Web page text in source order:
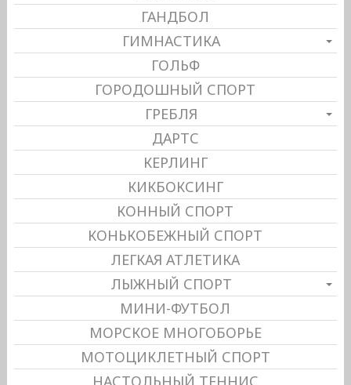
ГАНДБОЛ
ГИМНАСТИКА
ГОЛЬФ
ГОРОДОШНЫЙ СПОРТ
ГРЕБЛЯ
ДАРТС
КЕРЛИНГ
КИКБОКСИНГ
КОННЫЙ СПОРТ
КОНЬКОБЕЖНЫЙ СПОРТ
ЛЕГКАЯ АТЛЕТИКА
ЛЫЖНЫЙ СПОРТ
МИНИ-ФУТБОЛ
МОРСКОЕ МНОГОБОРЬЕ
МОТОЦИКЛЕТНЫЙ СПОРТ
НАСТОЛЬНЫЙ ТЕННИС